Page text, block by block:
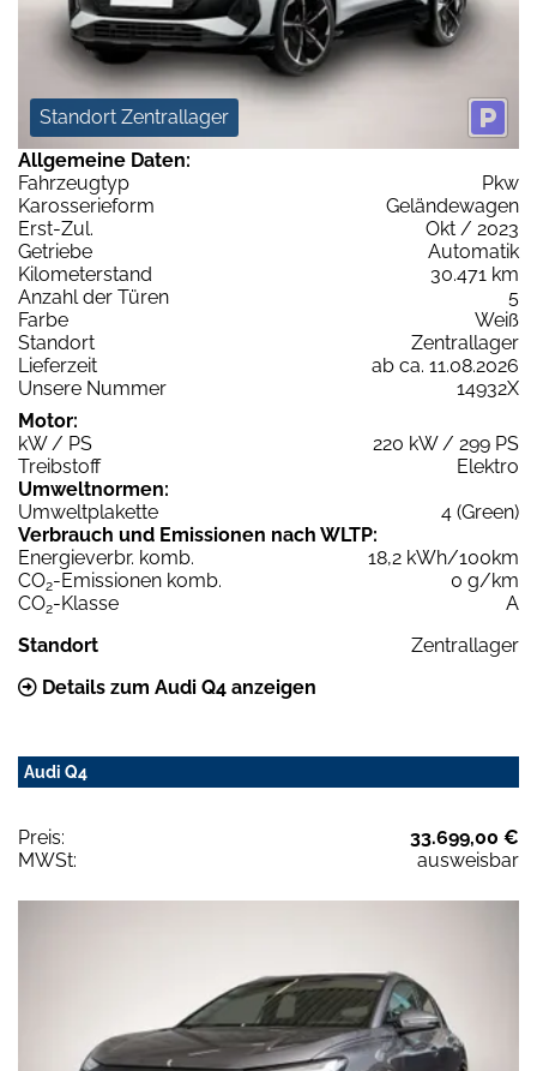
Standort Zentrallager
Allgemeine Daten:
Fahrzeugtyp
Pkw
Karosserieform
Geländewagen
Erst-Zul.
Okt / 2023
Getriebe
Automatik
Kilometerstand
30.471 km
Anzahl der Türen
5
Farbe
Weiß
Standort
Zentrallager
Lieferzeit
ab ca. 11.08.2026
Unsere Nummer
14932X
Motor:
kW / PS
220 kW / 299 PS
Treibstoff
Elektro
Umweltnormen:
Umweltplakette
4 (Green)
Verbrauch und Emissionen nach WLTP:
Energieverbr. komb.
18,2 kWh/100km
CO2-Emissionen komb.
0 g/km
CO2-Klasse
A
Standort
Zentrallager
Details zum Audi Q4 anzeigen
Audi Q4
Preis:
33.699,00 €
MWSt:
ausweisbar